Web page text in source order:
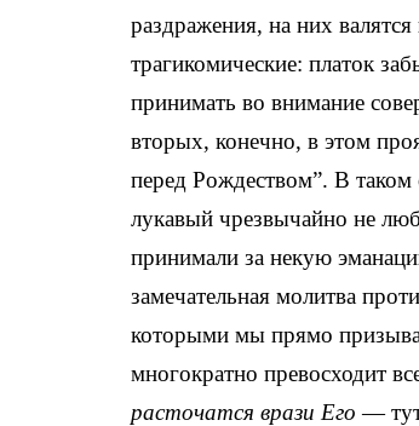
раздражения, на них
трагикомические: платок
принимать во внимание
вторых, конечно, в этом
перед Рождеством”. В таком
лукавый чрезвычайно не
принимали за некую
замечательная молитва
которыми мы прямо
многократно превосходит
расточатся врази Его —